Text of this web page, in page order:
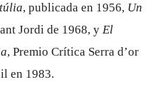
, publicada en 1956, Un
Jordi de 1968, y El
, Premio Crítica Serra d’or
en 1983.